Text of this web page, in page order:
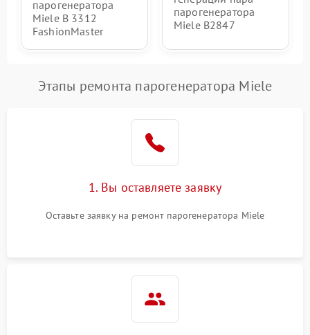
парогенератора
Miele B 3312
FashionMaster
парогенератора
Miele B2847
Этапы ремонта парогенератора Miele
1. Вы оставляете заявку
Оставьте заявку на ремонт парогенератора Miele